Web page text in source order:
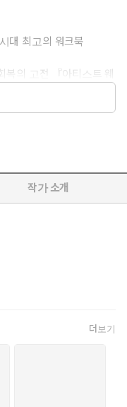
대 최고의 워크북
복의 고전 『아티스트 웨
로 돌아왔다. ‘모닝 페
구를 통해 창조성을 회복
음 출간되던 30년 전보
급진적인 역할을 하게
결과 중심으로만 평가
와 루틴은 막혀 있던 일상
기념하는 저자의 특별
가독성 높은 편집으로
의 삶을 실질적으로 변
을 불어넣는 새로운 출
작가 소개
더보기